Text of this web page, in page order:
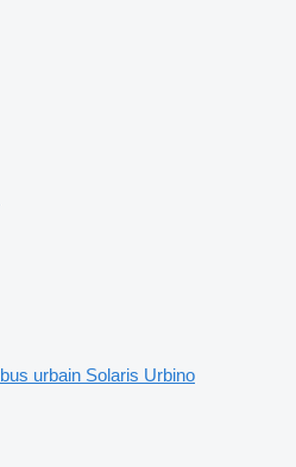
bus urbain Solaris Urbino